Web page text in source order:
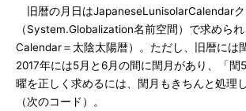
旧暦の月日はJapaneseLunisolarCalendarク
（System.Globalization名前空間）で求めら
Calendar＝太陰太陽暦）。ただし、旧暦には
2017年には5月と6月の間に閏月があり、「閏
曜を正しく求めるには、閏月もきちんと処理
（次のコード）。